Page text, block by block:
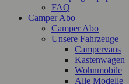
FAQ
Camper Abo
Camper Abo
Unsere Fahrzeuge
Campervans
Kastenwagen
Wohnmobile
Alle Modelle